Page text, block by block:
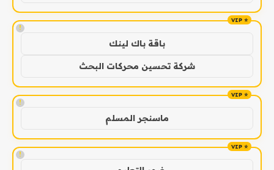
!
باقة باك لينك
شركة تحسين محركات البحث
!
ماسنجر المسلم
!